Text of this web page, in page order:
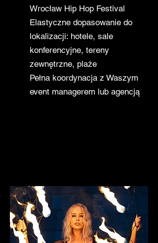
Wrocław Hip Hop Festival
Elastyczne dopasowanie do
lokalizacji: hotele, sale
konferencyjne, tereny
zewnętrzne, plaże
Pełna koordynacja z Waszym
event managerem lub agencją